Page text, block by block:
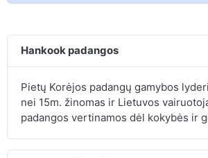
Hankook padangos
Pietų Korėjos padangų gamybos
nei 15m. žinomas ir Lietuvos
padangos vertinamos dėl kokybės ir